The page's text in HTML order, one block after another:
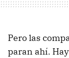
Pero las
paran ahí.